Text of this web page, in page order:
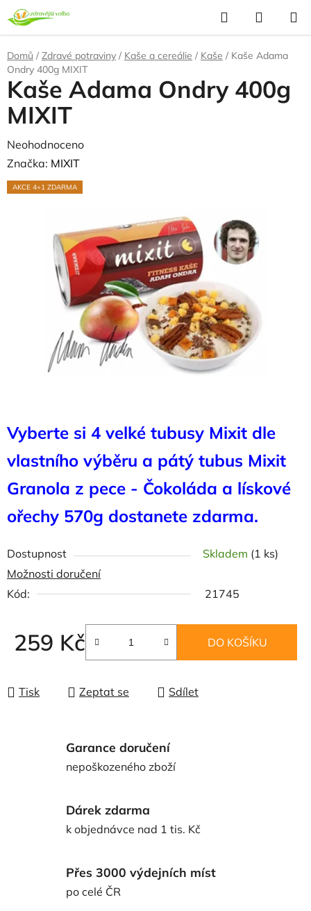
Přejít
na
obsah
Hledat
KOŠÍK
Domů / Zdravé potraviny / Kaše a cereálie / Kaše / Kaše Adama
Ondry 400g MIXIT
Vyberte si 4 velké tubusy Mixit dle
vlastního výběru a pátý tubus Mixit
Granola z pece - Čokoláda a lískové
ořechy 570g dostanete zdarma.
Dostupnost Skladem (1 ks)
Možnosti doručení
Kód:
21745
259 Kč DO KOŠÍKU
Tisk Zeptat se Sdílet
Kaše Adama Ondry 400g
MIXIT
Průměrné
hodnocení
produktu
hvězdiček.
Neohodnoceno
Značka: MIXIT
AKCE 4+1 ZDARMA
Garance doručení
nepoškozeného zboží
Dárek zdarma
k objednávce nad 1 tis. Kč
Přes 3000 výdejních míst
po celé ČR